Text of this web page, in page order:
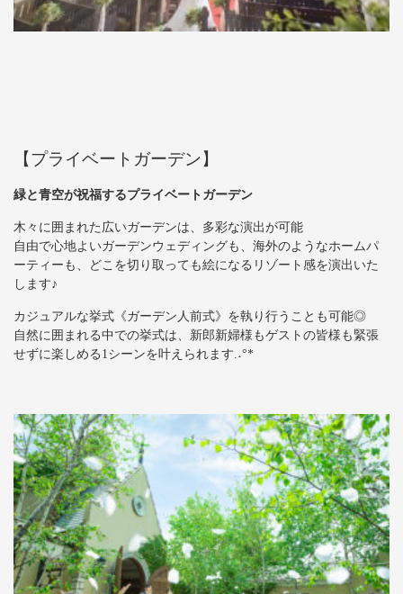
【プライベートガーデン】
緑と青空が祝福するプライベートガーデン
木々に囲まれた広いガーデンは、多彩な演出が可能
自由で心地よいガーデンウェディングも、海外のようなホームパ
ーティーも、どこを切り取っても絵になるリゾート感を演出いた
します♪
カジュアルな挙式《ガーデン人前式》を執り行うことも可能◎
自然に囲まれる中での挙式は、新郎新婦様もゲストの皆様も緊張
せずに楽しめる1シーンを叶えられます.˖°*